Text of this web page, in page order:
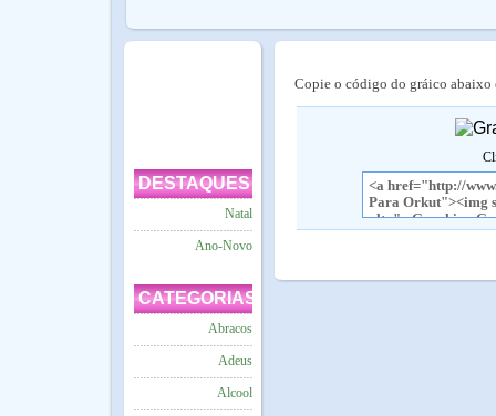
DESTAQUES
Natal
Ano-Novo
CATEGORIAS
Abracos
Adeus
Alcool
Copie o código do gráico abaixo